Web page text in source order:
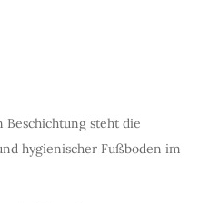
Beschichtung steht die
hygienischer Fußboden im